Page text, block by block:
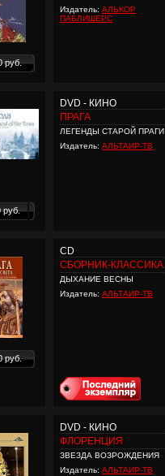
руб.
Издатель: АЛЬКОР
ПАБЛИШЕРС
руб.
DVD - КИНО
ПРАГА
ЛЕГЕНДЫ СТАРОЙ ПРАГИ
Издатель: АЛЬТАИР-ТВ
руб.
CD
СБОРНИК-КЛАССИКА
ДЫХАНИЕ ВЕСНЫ
Издатель: АЛЬТАИР-ТВ
DVD - КИНО
ФЛОРЕНЦИЯ
ЗВЕЗДА ВОЗРОЖДЕНИЯ
Издатель: АЛЬТАИР-ТВ